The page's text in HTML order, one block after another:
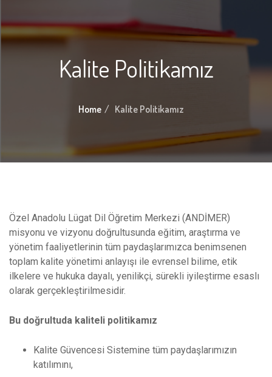
Kalite Politikamız
Home Kalite Politikamız
Özel Anadolu Lügat Dil Öğretim Merkezi (ANDİMER)
misyonu ve vizyonu doğrultusunda eğitim, araştırma ve
yönetim faaliyetlerinin tüm paydaşlarımızca benimsenen
toplam kalite yönetimi anlayışı ile evrensel bilime, etik
ilkelere ve hukuka dayalı, yenilikçi, sürekli iyileştirme esaslı
olarak gerçekleştirilmesidir.
Bu doğrultuda kaliteli politikamız
Kalite Güvencesi Sistemine tüm paydaşlarımızın
katılımını,